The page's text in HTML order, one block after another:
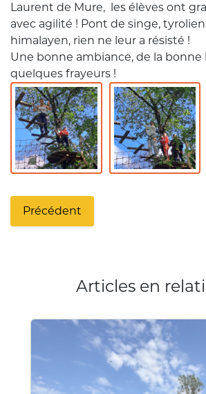
Laurent de Mure, les élèves ont
avec agilité ! Pont de singe,
himalayen, rien ne leur a résisté !
Une bonne ambiance, de la
quelques frayeurs !
Précédent
Articles en